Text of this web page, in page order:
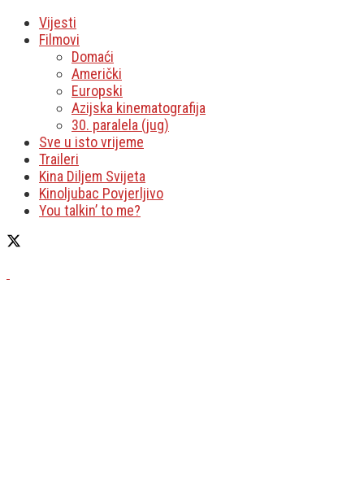
Vijesti
Filmovi
Domaći
Američki
Europski
Azijska kinematografija
30. paralela (jug)
Sve u isto vrijeme
Traileri
Kina Diljem Svijeta
Kinoljubac Povjerljivo
You talkin’ to me?